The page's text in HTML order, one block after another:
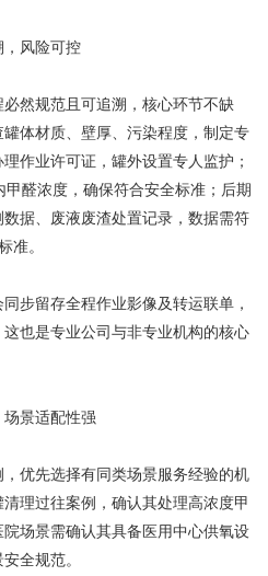
，风险可控
然规范且可追溯，核心环节不缺
体材质、壁厚、污染程度，制定专
作业许可证，罐外设置专人监护；
醛浓度，确保符合安全标准；后期
据、废液废渣处置记录，数据需符
准。
步留存全程作业影像及转运联单，
也是专业公司与非专业机构的核心
景适配性强
优先选择有同类场景服务经验的机
理过往案例，确认其处理高浓度甲
场景需确认其具备医用中心供氧设
全规范。